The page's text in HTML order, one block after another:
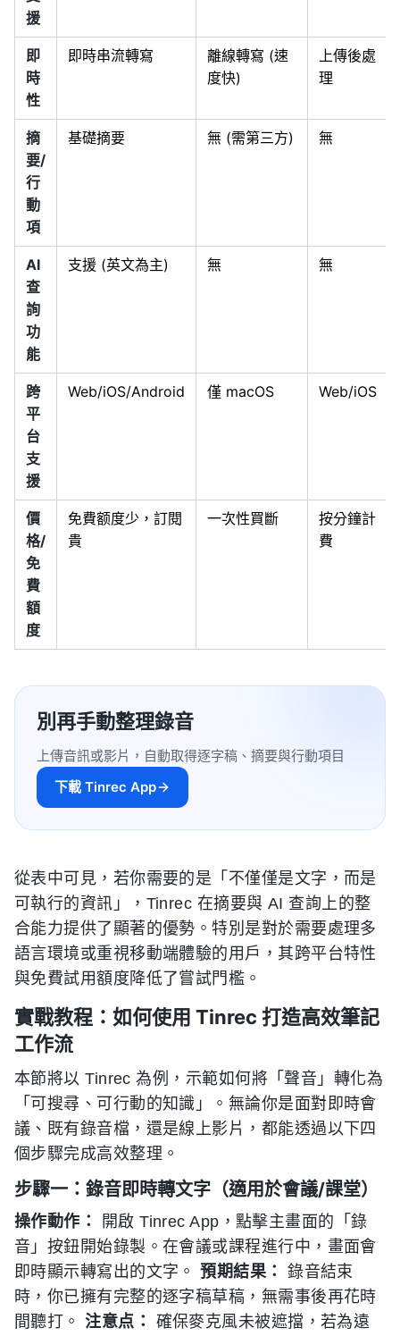
援
即
時
性
即時串流轉寫
離線轉寫 (速
度快)
上傳後處
理
摘
要/
行
動
項
基礎摘要 無 (需第三方) 無
AI
查
詢
功
能
支援 (英文為主) 無 無
跨
平
台
支
援
Web/iOS/Android 僅 macOS Web/iOS
價
格/
免
費
額
度
免費额度少，訂閱
貴
一次性買斷
按分鐘計
費
別再手動整理錄音
上傳音訊或影片，自動取得逐字稿、摘要與行動項目
下載 Tinrec App
從表中可見，若你需要的是「不僅僅是文字，而是
可執行的資訊」，Tinrec 在摘要與 AI 查詢上的整
合能力提供了顯著的優勢。特別是對於需要處理多
語言環境或重視移動端體驗的用戶，其跨平台特性
與免費試用額度降低了嘗試門檻。
實戰教程：如何使用 Tinrec 打造高效筆記
工作流
本節將以 Tinrec 為例，示範如何將「聲音」轉化為
「可搜尋、可行動的知識」。無論你是面對即時會
議、既有錄音檔，還是線上影片，都能透過以下四
個步驟完成高效整理。
步驟一：錄音即時轉文字（適用於會議/課堂）
操作動作：
開啟 Tinrec App，點擊主畫面的「錄
音」按鈕開始錄製。在會議或課程進行中，畫面會
即時顯示轉寫出的文字。預期結果：
錄音結束
時，你已擁有完整的逐字稿草稿，無需事後再花時
間聽打。注意点：
確保麥克風未被遮擋，若為遠